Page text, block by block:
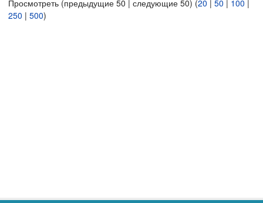
Просмотреть (предыдущие 50 | следующие 50) (20 | 50 | 100 |
250 | 500)